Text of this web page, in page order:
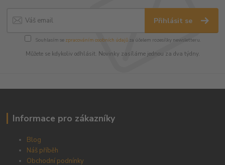
Přihlásit se
Souhlasím se zpracováním osobních údajůza účelem rozesílky newsletteru.
Můžete se kdykoliv odhlásit. Novinky zasíláme jednou za dva týdny.
Informace pro zákazníky
Blog
Náš příběh
Obchodní podnínky